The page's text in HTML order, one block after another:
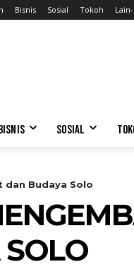
Bisnis Sosial Tokoh
SOSIAL
dan Budaya Solo